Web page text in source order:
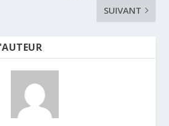
SUIVANT